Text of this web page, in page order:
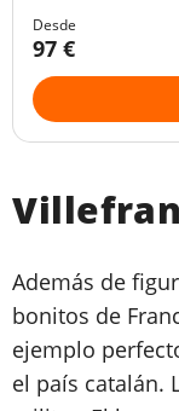
terraza con
compartido con
gratuita.
Desde
97 €
Además de
bonitos de
ejemplo
el país catalán.